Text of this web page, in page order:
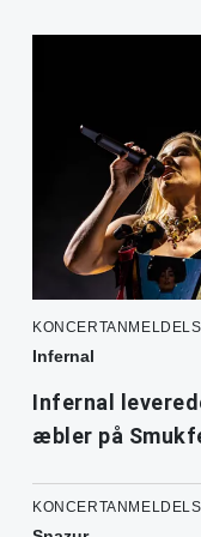
Infernal
Infernal
æbler på